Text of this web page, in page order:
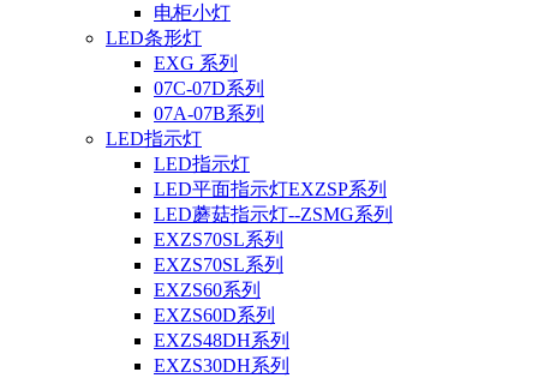
电柜小灯
LED条形灯
EXG 系列
07C-07D系列
07A-07B系列
LED指示灯
LED指示灯
LED平面指示灯EXZSP系列
LED蘑菇指示灯--ZSMG系列
EXZS70SL系列
EXZS70SL系列
EXZS60系列
EXZS60D系列
EXZS48DH系列
EXZS30DH系列